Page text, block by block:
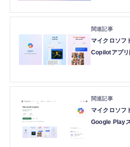
マイクロソフ
Copilotアプリ
マイクロソフ
Google Play